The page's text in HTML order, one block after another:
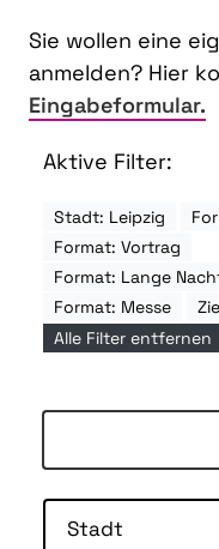
Sie wollen eine
anmelden? Hier
Eingabeformular.
Aktive Filter:
Stadt: Leipzig
Format: Vortrag
Format: Lange
Format: Messe
Alle Filter entfernen
Stadt